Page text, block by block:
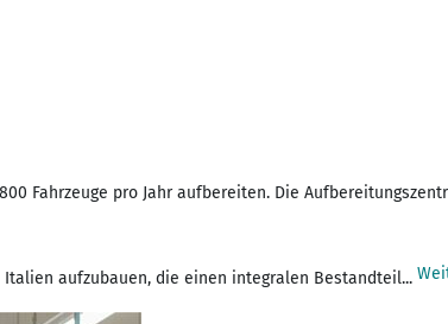
Fahrzeuge pro Jahr aufbereiten. Die
aufzubauen, die einen integralen Bestandteil...